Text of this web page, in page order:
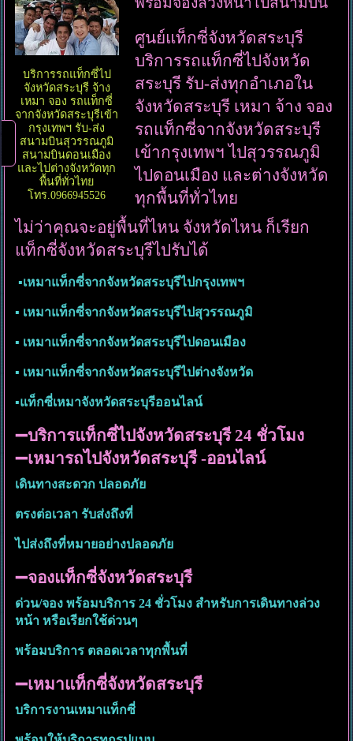
บริการรถแท็กซี่ไป
จังหวัดสระบุรี จ้าง
เหมา จอง รถแท็กซี่
จากจังหวัดสระบุรีเข้า
กรุงเทพฯ รับ-ส่ง
สนามบินสุวรรณภูมิ
สนามบินดอนเมือง
และไปต่างจังหวัดทุก
พื้นที่ทั่วไทย
โทร.0966945526
ศูนย์แท็กซี่จังหวัดสระบุรี
บริการรถแท็กซี่ไปจังหวัด
สระบุรี รับ-ส่งทุกอำเภอใน
จังหวัดสระบุรี เหมา จ้าง จอง
รถแท็กซี่จากจังหวัดสระบุรี
เข้ากรุงเทพฯ ไปสุวรรณภูมิ
ไปดอนเมือง และต่างจังหวัด
ทุกพื้นที่ทั่วไทย
ไม่ว่าคุณจะอยู่พื้นที่ไหน จังหวัดไหน ก็เรียก
แท็กซี่จังหวัดสระบุรีไปรับได้
▪︎เหมาแท็กซี่จากจังหวัดสระบุรีไปกรุงเทพฯ
▪︎ เหมาแท็กซี่จากจังหวัดสระบุรีไปสุวรรณภูมิ
▪︎ เหมาแท็กซี่จากจังหวัดสระบุรีไปดอนเมือง
▪︎ เหมาแท็กซี่จากจังหวัดสระบุรีไปต่างจังหวัด
▪︎แท็กซี่เหมาจังหวัดสระบุรีออนไลน์
➖บริการแท็กซี่ไปจังหวัดสระบุรี 24 ชั่วโมง
➖เหมารถไปจังหวัดสระบุรี -ออนไลน์
เดินทางสะดวก ปลอดภัย
ตรงต่อเวลา รับส่งถึงที่
ไปส่งถึงที่หมายอย่างปลอดภัย
➖จองแท็กซี่จังหวัดสระบุรี
ด่วน/จอง พร้อมบริการ 24 ชั่วโมง สำหรับการเดินทางล่วง
หน้า หรือเรียกใช้ด่วนๆ
พร้อมบริการ ตลอดเวลาทุกพื้นที่
➖เหมาแท็กซี่จังหวัดสระบุรี
บริการงานเหมาแท็กซี่